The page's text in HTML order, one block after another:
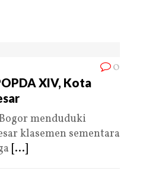
0
XIV, Kota
menduduki
klasemen sementara
[...]